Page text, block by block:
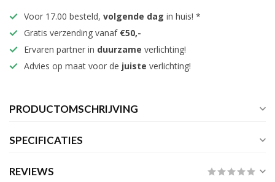
Voor 17.00 besteld, volgende dag in huis! *
Gratis verzending vanaf €50,-
Ervaren partner in duurzame verlichting!
Advies op maat voor de juiste verlichting!
PRODUCTOMSCHRIJVING
SPECIFICATIES
REVIEWS